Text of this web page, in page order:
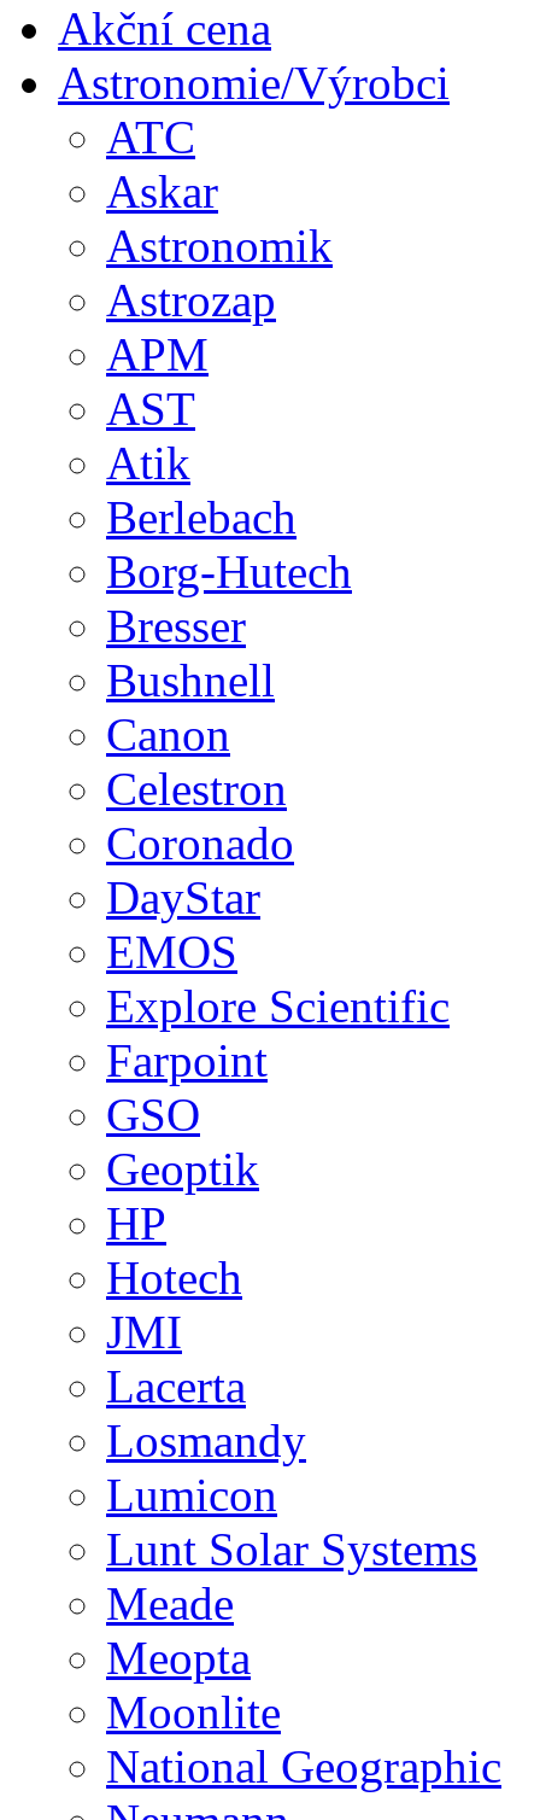
Akční cena
Astronomie/Výrobci
ATC
Askar
Astronomik
Astrozap
APM
AST
Atik
Berlebach
Borg-Hutech
Bresser
Bushnell
Canon
Celestron
Coronado
DayStar
EMOS
Explore Scientific
Farpoint
GSO
Geoptik
HP
Hotech
JMI
Lacerta
Losmandy
Lumicon
Lunt Solar Systems
Meade
Meopta
Moonlite
National Geographic